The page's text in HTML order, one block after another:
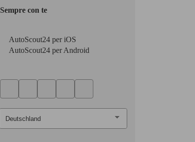
Sempre con te
AutoScout24 per iOS
AutoScout24 per Android